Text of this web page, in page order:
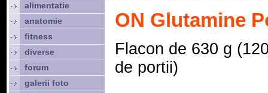
ON Glutamine
Flacon de 630 g
de portii)
alimentatie
anatomie
fitness
diverse
forum
galerii foto